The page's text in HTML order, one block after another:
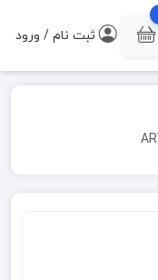
ثبت نام / ورود